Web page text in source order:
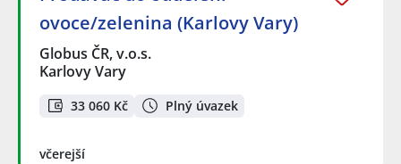
ovoce/zelenina (Karlovy Vary)
Globus ČR, v.o.s.
Karlovy Vary
33 060 Kč Plný úvazek
včerejší